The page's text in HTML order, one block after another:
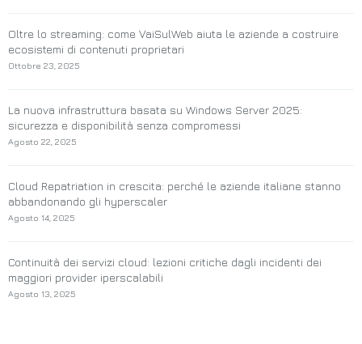
Oltre lo streaming: come VaiSulWeb aiuta le aziende a costruire
ecosistemi di contenuti proprietari
Ottobre 23, 2025
La nuova infrastruttura basata su Windows Server 2025:
sicurezza e disponibilità senza compromessi
Agosto 22, 2025
Cloud Repatriation in crescita: perché le aziende italiane stanno
abbandonando gli hyperscaler
Agosto 14, 2025
Continuità dei servizi cloud: lezioni critiche dagli incidenti dei
maggiori provider iperscalabili
Agosto 13, 2025